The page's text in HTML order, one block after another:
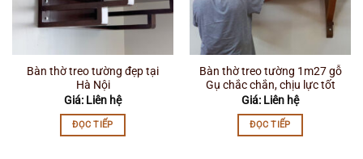
Bàn thờ treo tường đẹp tại
Hà Nội
Giá: Liên hệ
ĐỌC TIẾP
Bàn thờ treo tường 1m27 gỗ
Gụ chắc chắn, chịu lực tốt
Giá: Liên hệ
ĐỌC TIẾP